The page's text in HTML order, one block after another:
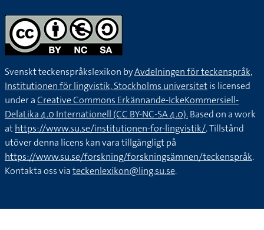
Svenskt teckenspråkslexikon byAvdelningen för teckenspråk,
Institutionen för lingvistik, Stockholms universitetis licensed
under aCreative Commons Erkännande-IckeKommersiell-
DelaLika 4.0 Internationell (CC BY-NC-SA 4.0).Based on a work
athttps://www.su.se/institutionen-for-lingvistik/. Tillstånd
utöver denna licens kan vara tillgängligt på
https://www.su.se/forskning/forskningsämnen/teckenspråk.
Kontakta oss viateckenlexikon@ling.su.se.